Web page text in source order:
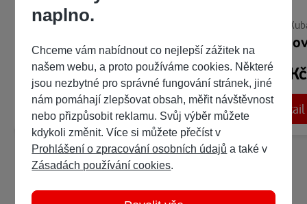
Vojtěch Hönig, David Miřejovský
Zápasící Ukrajina
248 Kč/ 397 bodů
Detail
Michal
248
Detail
naplno.
Chceme vám nabídnout co nejlepší zážitek na
našem webu, a proto používáme cookies. Některé
jsou nezbytné pro správné fungování stránek, jiné
nám pomáhají zlepšovat obsah, měřit návštěvnost
nebo přizpůsobit reklamu. Svůj výběr můžete
kdykoli změnit. Více si můžete přečíst v
Prohlášení o zpracování osobních údajů a také v
Zásadách používání cookies.